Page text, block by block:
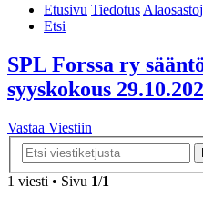
Etusivu Tiedotus
Etsi
SPL Forssa ry
syyskokous
Vastaa Viestiin
1 viesti • Sivu 1/1